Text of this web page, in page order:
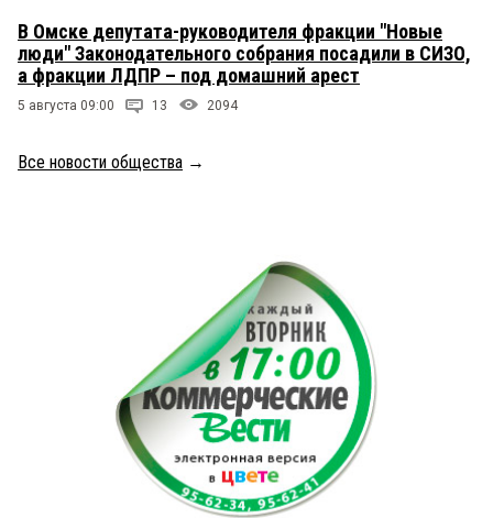
В Омске депутата-руководителя фракции "Новые
люди" Законодательного собрания посадили в СИЗО,
а фракции ЛДПР – под домашний арест
5 августа 09:00 13 2094
Все новости общества →